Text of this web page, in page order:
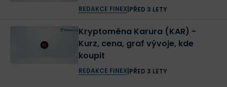
REDAKCE FINEX| PŘED 3 LETY
Kryptoměna Karura (KAR) -
Kurz, cena, graf vývoje, kde
koupit
REDAKCE FINEX| PŘED 3 LETY